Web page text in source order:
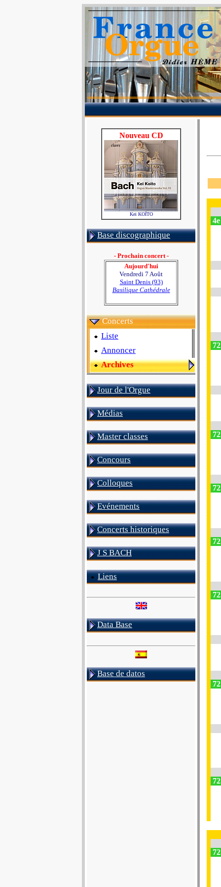
Nouveau CD
Kei KOÏTO
Base discographique
- Prochain concert -
Aujourd'hui
Vendredi 7 Août
Saint Denis (93)
Basilique Cathédrale
Concerts
Liste
Annoncer
Archives
Jour de l'Orgue
Médias
Master classes
Concours
Colloques
Evénements
Concerts historiques
J S BACH
Liens
Data Base
Base de datos